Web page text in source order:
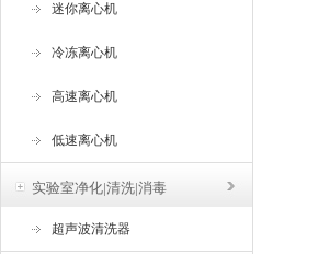
迷你离心机
冷冻离心机
高速离心机
低速离心机
实验室净化|清洗|消毒
超声波清洗器